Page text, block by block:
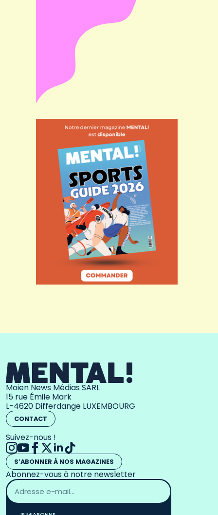
Moien News Médias SARL
15 rue Émile Mark
L-4620 Differdange LUXEMBOURG
CONTACT
Suivez-nous !
S’ABONNER À NOS MAGAZINES
Abonnez-vous à notre newsletter
Adresse
email
*